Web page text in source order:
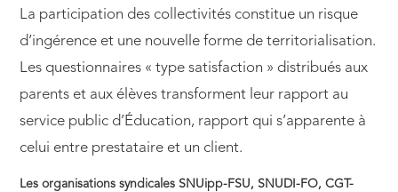
La participation des collectivités constitue un risque
d’ingérence et une nouvelle forme de territorialisation.
Les questionnaires « type satisfaction » distribués aux
parents et aux élèves transforment leur rapport au
service public d’Éducation, rapport qui s’apparente à
celui entre prestataire et un client.
Les organisations syndicales SNUipp-FSU, SNUDI-FO, CGT-